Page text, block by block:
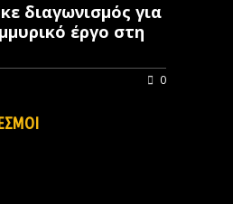
διαγωνισμός για
έργο στη
0